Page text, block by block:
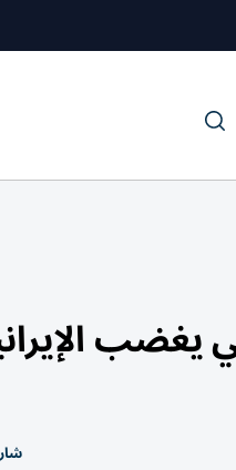
يغضب